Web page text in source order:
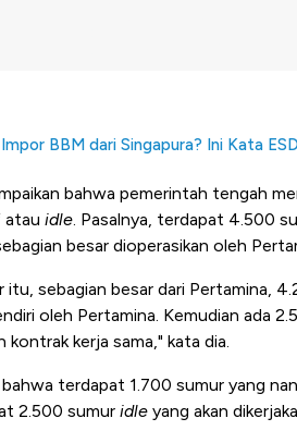
BBM dari Singapura? Ini Kata
bahwa pemerintah tengah
atau idle. Pasalnya, terdapat 4.500
besar dioperasikan oleh
itu, sebagian besar dari Pertamina,
oleh Pertamina. Kemudian ada
kontrak kerja sama," kata dia.
terdapat 1.700 sumur yang
2.500 sumur idle yang akan